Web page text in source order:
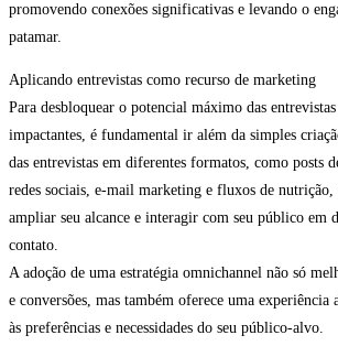
promovendo conexões significativas e levando o
patamar.
Aplicando entrevistas como recurso de marketing
Para desbloquear o potencial máximo das
impactantes, é fundamental ir além da simples
das entrevistas em diferentes formatos, como posts
redes sociais, e-mail marketing e fluxos de nutrição,
ampliar seu alcance e interagir com seu público em
contato.
A adoção de uma estratégia omnichannel não só
e conversões, mas também oferece uma experiência
às preferências e necessidades do seu público-alvo.